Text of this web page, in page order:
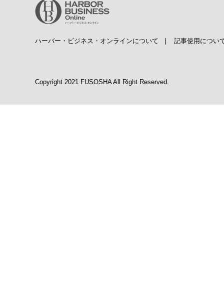
ハーバー・ビジネス・オンラインについて 記事使用につい
Copyright 2021 FUSOSHA All Right Reserved.